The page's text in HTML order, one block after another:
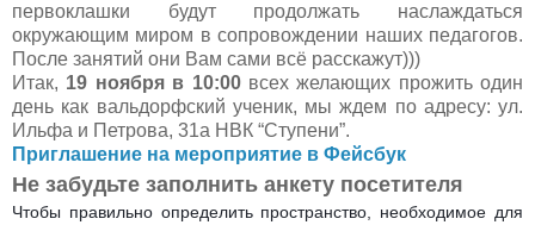
первоклашки будут продолжать наслаждаться
окружающим миром в сопровождении наших педагогов.
После занятий они Вам сами всё расскажут)))
Итак, 19 ноября в 10:00всех желающих прожить один
день как вальдорфский ученик, мы ждем по адресу: ул.
Ильфа и Петрова, 31а НВК “Ступени”.
Приглашение на мероприятие в Фейсбук
Не забудьте заполнить анкету посетителя
Чтобы правильно определить пространство, необходимое для